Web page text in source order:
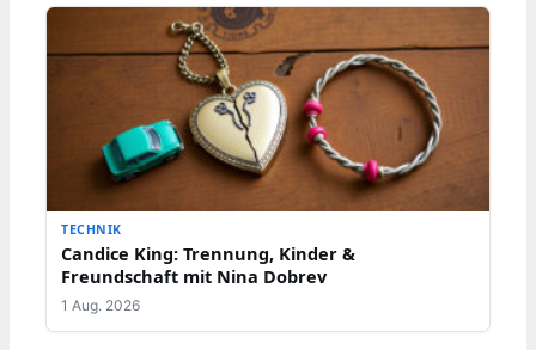
TECHNIK
Candice King: Trennung, Kinder &
Freundschaft mit Nina Dobrev
1 Aug. 2026